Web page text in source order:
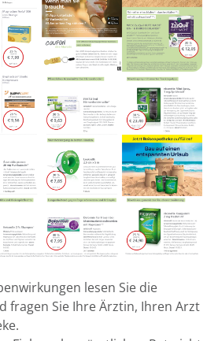
lesen Sie die
fragen Sie Ihre Ärztin, Ihren Arzt